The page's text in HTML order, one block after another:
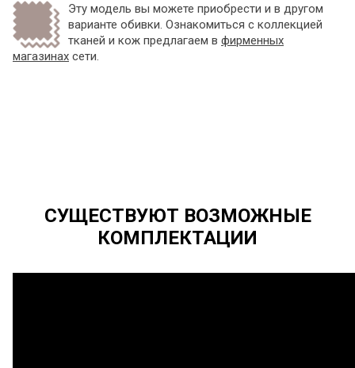
Эту модель вы можете приобрести и в другом
варианте обивки. Ознакомиться с коллекцией
тканей и кож предлагаем в фирменных
магазинах сети.
СУЩЕСТВУЮТ ВОЗМОЖНЫЕ
КОМПЛЕКТАЦИИ